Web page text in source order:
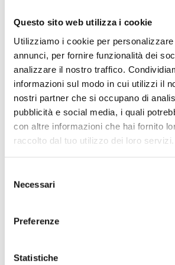
Questo sito web utilizza i cookie
Utilizziamo i cookie per
annunci, per fornire funzionalità dei
analizzare il nostro traffico.
informazioni sul modo in cui utilizzi il
nostri partner che si occupano di
pubblicità e social media, i quali
con altre informazioni che hai fornito
raccolto dal tuo utilizzo dei loro servizi.
delNecessari
Preferenze
Statistiche
Accesorios bases EB00 -
Accesorios para la prueba de
Accesorios para detectores Enea
Accesorios Senseware
Accesorios de la serie Industrial
Seleccionar todo
Inicia sesión antes de descargar los
iconolock